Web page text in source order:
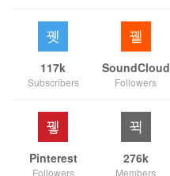
117k
Subscribers
SoundCloud
Followers
Pinterest
Followers
276k
Members